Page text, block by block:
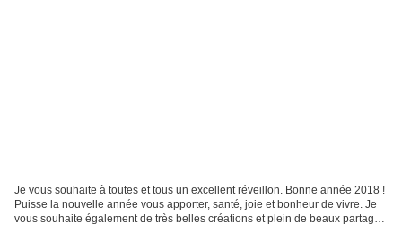
Je vous souhaite à toutes et tous un excellent réveillon. Bonne année 2018 !
Puisse la nouvelle année vous apporter, santé, joie et bonheur de vivre. Je
vous souhaite également de très belles créations et plein de beaux partages